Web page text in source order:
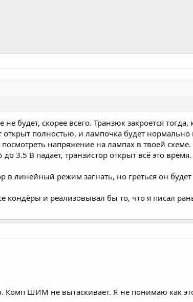
не будет, скорее всего. Транзюк закроется
открыт полностью, и лампочка будет
напряжение на лампах в твоей
3.5 В падает, транзистор открыт всё это
в линейный режим загнать, но греться он будет
кондёры и реализовывал бы то, что я писал
Комп ШИМ не вытаскивает. Я не понимаю как